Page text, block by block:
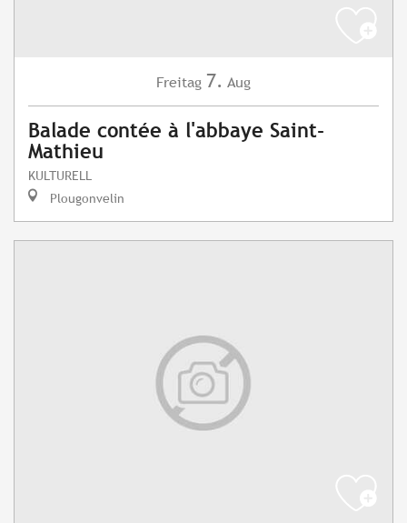
Freitag 7. Aug
Balade contée à l'abbaye Saint-
Mathieu
KULTURELL
Plougonvelin